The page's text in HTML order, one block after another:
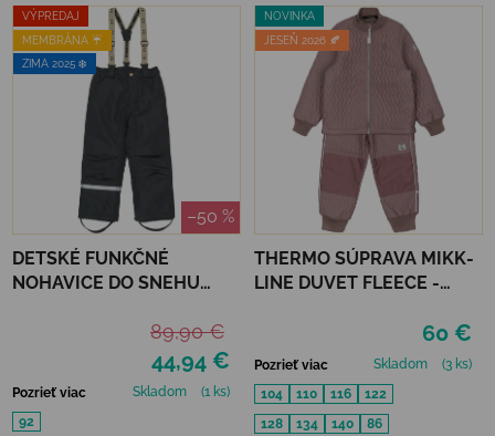
VÝPREDAJ
MEMBRÁNA ☔️
ZIMA 2025 ❄️
–50 %
DETSKÉ FUNKČNÉ
NOHAVICE DO SNEHU
44,94 €
89,90 €
Pozrieť viac Skladom
(1 ks)
92
NOVINKA
JESEŇ 2026 🍂
THERMO SÚPRAVA MIKK-
LINE DUVET FLEECE -
60 €
Pozrieť viac Skladom
(3 ks)
104
110 116
122
128
134 140
86